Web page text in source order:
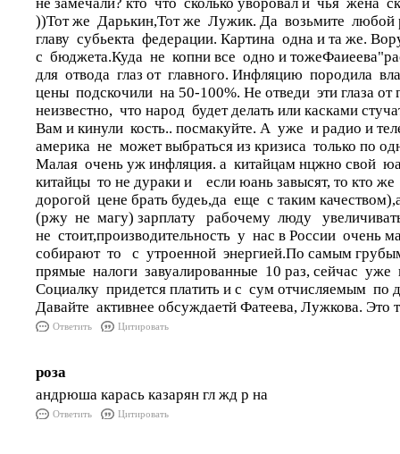
))Тот же Дарькин,Тот же Лужик. Да возьмите любой
главу субьекта федерации. Картина одна и та же.
с бюджета.Куда не копни все одно и
для отвода глаз от главного. Инфляцию породила
цены подскочили на 50-100%. Не отведи эти глаза от
неизвестно, что народ будет делать или касками
Вам и кинули кость.. посмакуйте. А уже и радио и
америка не может выбраться из кризиса только по
Малая очень уж инфляция. а китайцам нцжно свой
китайцы то не дураки и если юань завысят, то кто
дорогой цене брать будеь,да еще с таким
(ржу не магу) зарплату рабочему люду
не стоит,производительность у нас в России очень
собирают то с утроенной энергией.По самым
прямые налоги завуалированные 10 раз, сейчас уже
Социалку придется платить и с сум отчисляемым по
Давайте активнее обсуждаетй Фатеева, Лужкова. Это
Ответить Цитировать
роза
андрюша карась казарян гл жд р на
Ответить Цитировать